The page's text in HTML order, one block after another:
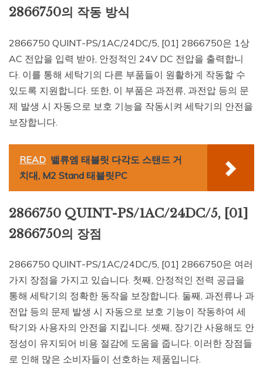
2866750의 작동 방식
2866750 QUINT-PS/1AC/24DC/5, [01] 2866750은 1상
AC 전압을 입력 받아, 안정적인 24V DC 전압을 출력합니
다. 이를 통해 세탁기의 다른 부품들이 원활하게 작동할 수
있도록 지원합니다. 또한, 이 부품은 과전류, 과전압 등의 문
제 발생 시 자동으로 보호 기능을 작동시켜 세탁기의 안전을
보장합니다.
READ 밸류엠 태블릿 다각도 스탠드 거
치대, M2 Stand 태블릿PC
2866750 QUINT-PS/1AC/24DC/5, [01]
2866750의 장점
2866750 QUINT-PS/1AC/24DC/5, [01] 2866750은 여러
가지 장점을 가지고 있습니다. 첫째, 안정적인 전력 공급을
통해 세탁기의 정확한 동작을 보장합니다. 둘째, 과전류나 과
전압 등의 문제 발생 시 자동으로 보호 기능이 작동하여 세
탁기와 사용자의 안전을 지킵니다. 셋째, 장기간 사용해도 안
정성이 유지되어 비용 절감에 도움을 줍니다. 이러한 장점들
로 인해 많은 소비자들이 선호하는 제품입니다.